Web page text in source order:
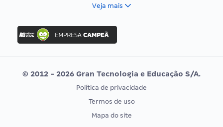
Concurso Ibama
Concurso MPU
Editais publicados
Vunesp
CONCURSOS POR PROFISSÃO
EXAME DE ORDEM
Veja mais
© 2012 - 2026 Gran Tecnologia e Educação S/A.
Política de privacidade
Termos de uso
Mapa do site